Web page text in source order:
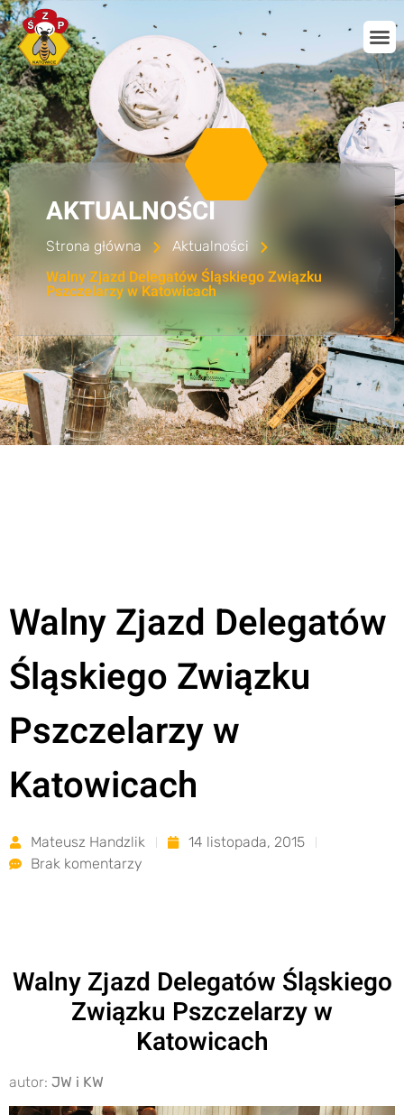
AKTUALNOŚCI
Strona główna Aktualności
Walny Zjazd Delegatów Śląskiego Związku
Pszczelarzy w Katowicach
Walny Zjazd Delegatów
Śląskiego Związku
Pszczelarzy w
Katowicach
Mateusz Handzlik
14 listopada, 2015
Brak komentarzy
Walny Zjazd Delegatów Śląskiego
Związku Pszczelarzy w
Katowicach
autor: JW i KW